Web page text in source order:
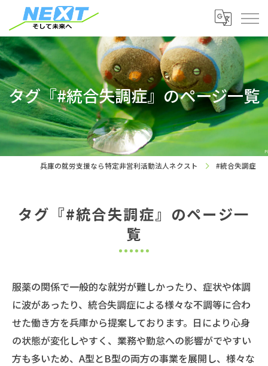
タグ『#統合失調症』のページ一覧
兵庫の就労支援なら特定非営利活動法人ネクスト #統合失調症
タグ『#統合失調症』のページ一
覧
服薬の関係で一般的な就労が難しかったり、症状や体調
に波があったり、統合失調症による様々な不調等に合わ
せた働き方を兵庫から提案しております。日により心身
の状態が変化しやすく、業務や勤怠への影響がでやすい
方も多いため、A型とB型の両方の事業を展開し、様々な